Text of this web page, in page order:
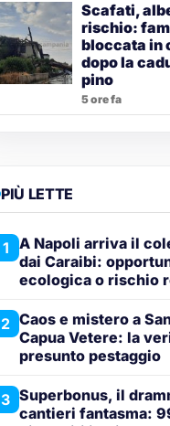
Scafati,
rischio:
bloccata in
dopo la
pino
5 ore fa
PIÙ LETTE
1 A Napoli arriva il
dai Caraibi:
ecologica o rischio
2 Caos e mistero a
Capua Vetere: la
presunto pestaggio
3 Superbonus, il
cantieri fantasma: